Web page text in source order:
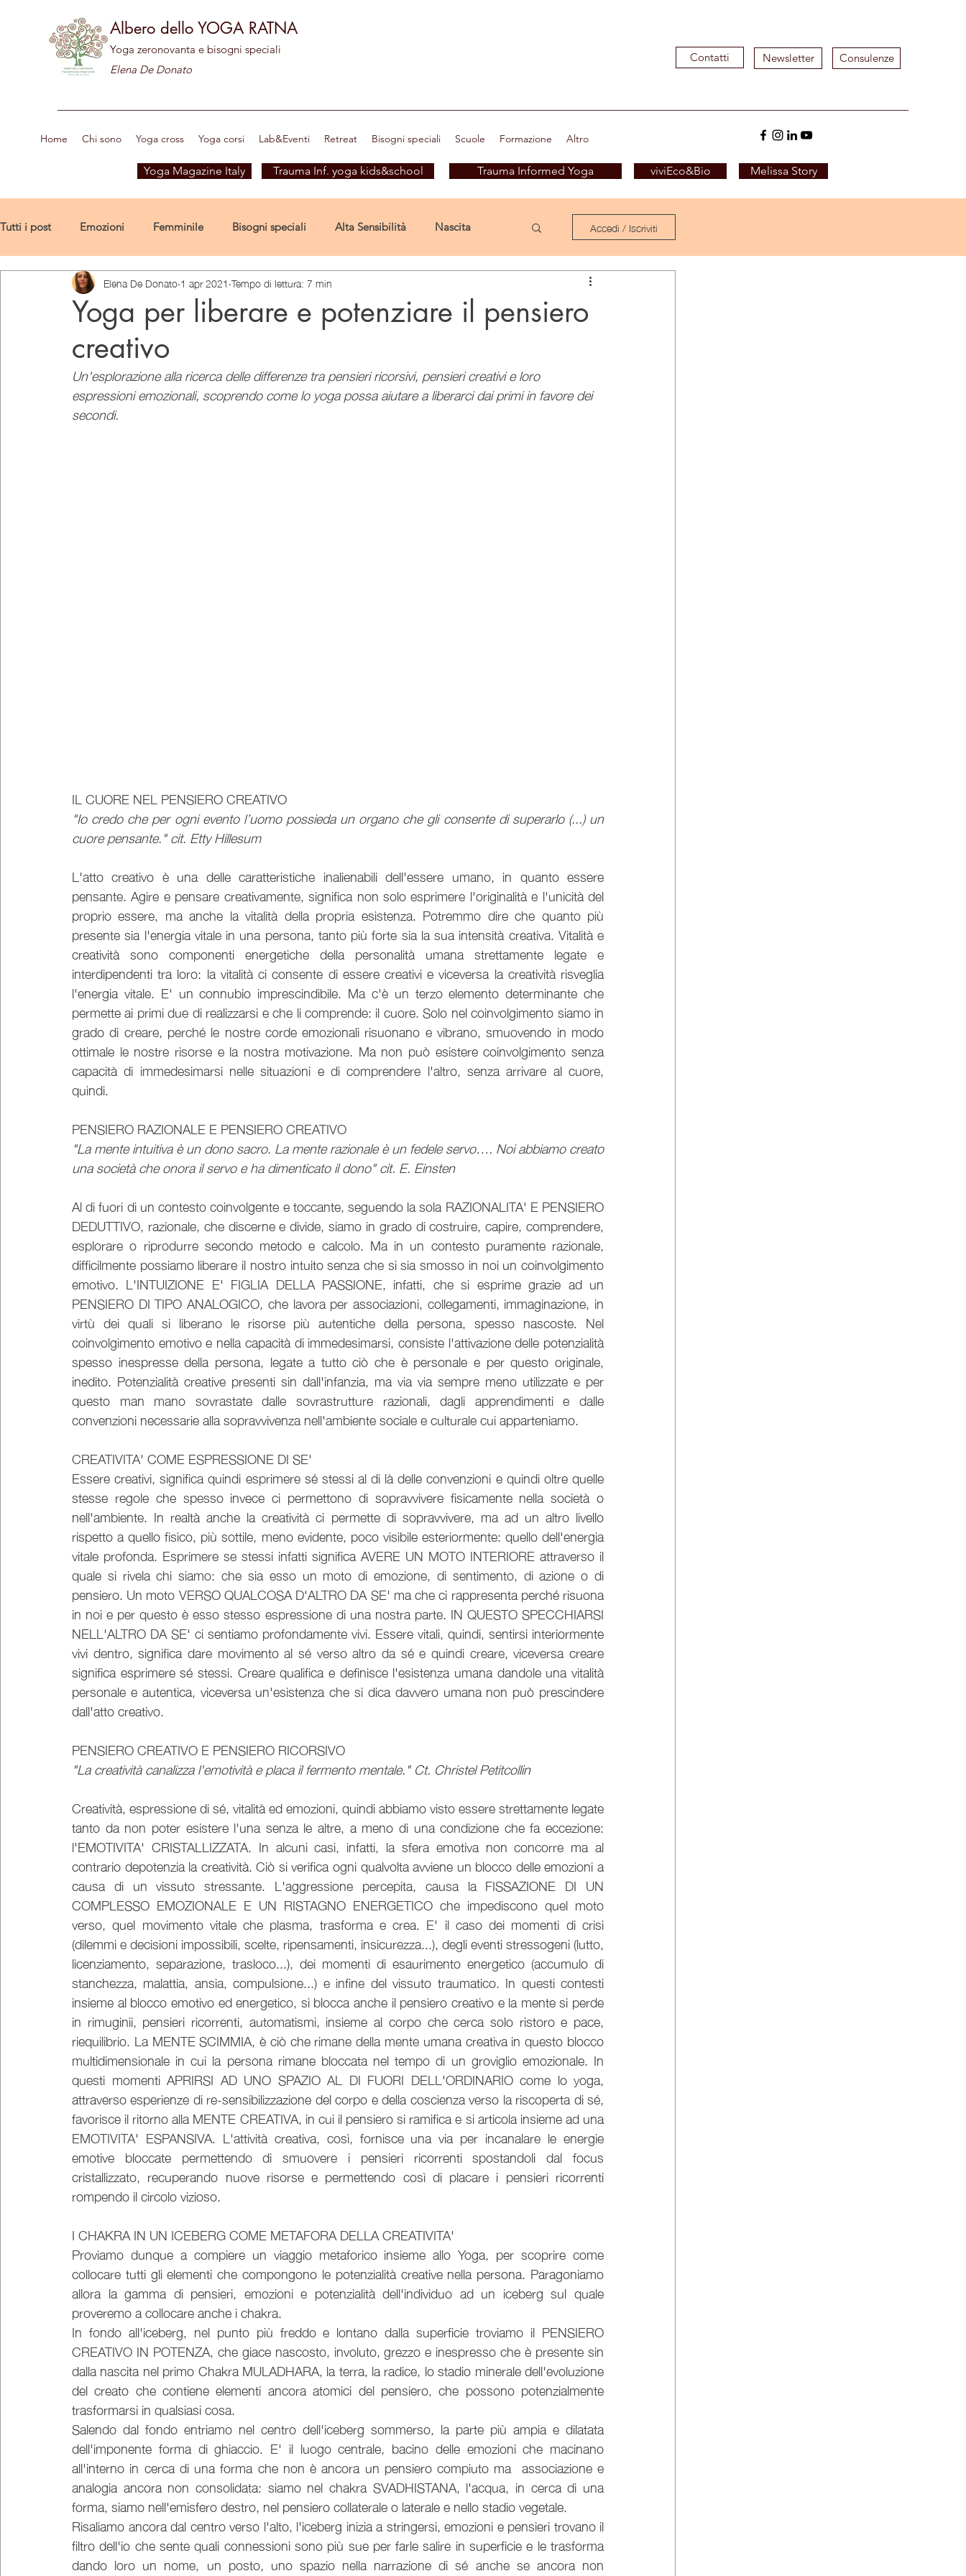
Albero dello YOGA RATNA
Yoga zeronovanta e bisogni speciali
Elena De Donato
Contatti Newsletter Consulenze
Home Chi sono Yoga cross Yoga corsi Lab&Eventi Retreat Bisogni speciali Scuole Formazione Altro
Yoga Magazine Italy Trauma Inf. yoga kids&school Trauma Informed Yoga viviEco&Bio Melissa Story
Tutti i post Emozioni Femminile Bisogni speciali Alta Sensibilità Nascita
Bambini&Scuola Formazione yoga Benessere Nascita speciale
Online
Accedi / Iscriviti
Yoga per liberare e potenziare il pensiero
creativo
Elena De Donato1 apr 2021 Tempo di lettura: 7 min
Un'esplorazione alla ricerca delle differenze tra pensieri ricorsivi, pensieri creativi e loro
espressioni emozionali, scoprendo come lo yoga possa aiutare a liberarci dai primi in favore dei
secondi.
IL CUORE NEL PENSIERO CREATIVO
"Io credo che per ogni evento l’uomo possieda un organo che gli consente di superarlo (...) un
cuore pensante." cit. Etty Hillesum
L'atto creativo è una delle caratteristiche inalienabili dell'essere umano, in quanto essere
pensante. Agire e pensare creativamente, significa non solo esprimere l'originalità e l'unicità del
proprio essere, ma anche la vitalità della propria esistenza. Potremmo dire che quanto più
presente sia l'energia vitale in una persona, tanto più forte sia la sua intensità creativa. Vitalità e
creatività sono componenti energetiche della personalità umana strettamente legate e
interdipendenti tra loro: la vitalità ci consente di essere creativi e viceversa la creatività risveglia
l'energia vitale. E' un connubio imprescindibile. Ma c'è un terzo elemento determinante che
permette ai primi due di realizzarsi e che li comprende: il cuore. Solo nel coinvolgimento siamo in
grado di creare, perché le nostre corde emozionali risuonano e vibrano, smuovendo in modo
ottimale le nostre risorse e la nostra motivazione. Ma non può esistere coinvolgimento senza
capacità di immedesimarsi nelle situazioni e di comprendere l'altro, senza arrivare al cuore,
quindi.
PENSIERO RAZIONALE E PENSIERO CREATIVO
"La mente intuitiva è un dono sacro. La mente razionale è un fedele servo…. Noi abbiamo creato
una società che onora il servo e ha dimenticato il dono" cit. E. Einsten
Al di fuori di un contesto coinvolgente e toccante, seguendo la sola RAZIONALITA' E PENSIERO
DEDUTTIVO, razionale, che discerne e divide, siamo in grado di costruire, capire, comprendere,
esplorare o riprodurre secondo metodo e calcolo. Ma in un contesto puramente razionale,
difficilmente possiamo liberare il nostro intuito senza che si sia smosso in noi un coinvolgimento
emotivo. L'INTUIZIONE E' FIGLIA DELLA PASSIONE, infatti, che si esprime grazie ad un
PENSIERO DI TIPO ANALOGICO, che lavora per associazioni, collegamenti, immaginazione, in
virtù dei quali si liberano le risorse più autentiche della persona, spesso nascoste. Nel
coinvolgimento emotivo e nella capacità di immedesimarsi, consiste l'attivazione delle potenzialità
spesso inespresse della persona, legate a tutto ciò che è personale e per questo originale,
inedito. Potenzialità creative presenti sin dall'infanzia, ma via via sempre meno utilizzate e per
questo man mano sovrastate dalle sovrastrutture razionali, dagli apprendimenti e dalle
convenzioni necessarie alla sopravvivenza nell'ambiente sociale e culturale cui apparteniamo.
CREATIVITA' COME ESPRESSIONE DI SE'
Essere creativi, significa quindi esprimere sé stessi al di là delle convenzioni e quindi oltre quelle
stesse regole che spesso invece ci permettono di sopravvivere fisicamente nella società o
nell'ambiente. In realtà anche la creatività ci permette di sopravvivere, ma ad un altro livello
rispetto a quello fisico, più sottile, meno evidente, poco visibile esteriormente: quello dell'energia
vitale profonda. Esprimere se stessi infatti significa AVERE UN MOTO INTERIORE attraverso il
quale si rivela chi siamo: che sia esso un moto di emozione, di sentimento, di azione o di
pensiero. Un moto VERSO QUALCOSA D'ALTRO DA SE' ma che ci rappresenta perché risuona
in noi e per questo è esso stesso espressione di una nostra parte. IN QUESTO SPECCHIARSI
NELL'ALTRO DA SE' ci sentiamo profondamente vivi. Essere vitali, quindi, sentirsi interiormente
vivi dentro, significa dare movimento al sé verso altro da sé e quindi creare, viceversa creare
significa esprimere sé stessi. Creare qualifica e definisce l'esistenza umana dandole una vitalità
personale e autentica, viceversa un'esistenza che si dica davvero umana non può prescindere
dall'atto creativo.
PENSIERO CREATIVO E PENSIERO RICORSIVO
"La creatività canalizza l'emotività e placa il fermento mentale." Ct. Christel Petitcollin
Creatività, espressione di sé, vitalità ed emozioni, quindi abbiamo visto essere strettamente legate
tanto da non poter esistere l'una senza le altre, a meno di una condizione che fa eccezione:
l'EMOTIVITA' CRISTALLIZZATA. In alcuni casi, infatti, la sfera emotiva non concorre ma al
contrario depotenzia la creatività. Ciò si verifica ogni qualvolta avviene un blocco delle emozioni a
causa di un vissuto stressante. L'aggressione percepita, causa la FISSAZIONE DI UN
COMPLESSO EMOZIONALE E UN RISTAGNO ENERGETICO che impediscono quel moto
verso, quel movimento vitale che plasma, trasforma e crea. E' il caso dei momenti di crisi
(dilemmi e decisioni impossibili, scelte, ripensamenti, insicurezza...), degli eventi stressogeni (lutto,
licenziamento, separazione, trasloco...), dei momenti di esaurimento energetico (accumulo di
stanchezza, malattia, ansia, compulsione...) e infine del vissuto traumatico. In questi contesti
insieme al blocco emotivo ed energetico, si blocca anche il pensiero creativo e la mente si perde
in rimuginii, pensieri ricorrenti, automatismi, insieme al corpo che cerca solo ristoro e pace,
riequilibrio. La MENTE SCIMMIA, è ciò che rimane della mente umana creativa in questo blocco
multidimensionale in cui la persona rimane bloccata nel tempo di un groviglio emozionale. In
questi momenti APRIRSI AD UNO SPAZIO AL DI FUORI DELL'ORDINARIO come lo yoga,
attraverso esperienze di re-sensibilizzazione del corpo e della coscienza verso la riscoperta di sé,
favorisce il ritorno alla MENTE CREATIVA, in cui il pensiero si ramifica e si articola insieme ad una
EMOTIVITA' ESPANSIVA. L'attività creativa, così, fornisce una via per incanalare le energie
emotive bloccate permettendo di smuovere i pensieri ricorrenti spostandoli dal focus
cristallizzato, recuperando nuove risorse e permettendo così di placare i pensieri ricorrenti
rompendo il circolo vizioso.
I CHAKRA IN UN ICEBERG COME METAFORA DELLA CREATIVITA'
Proviamo dunque a compiere un viaggio metaforico insieme allo Yoga, per scoprire come
collocare tutti gli elementi che compongono le potenzialità creative nella persona. Paragoniamo
allora la gamma di pensieri, emozioni e potenzialità dell'individuo ad un iceberg sul quale
proveremo a collocare anche i chakra.
In fondo all'iceberg, nel punto più freddo e lontano dalla superficie troviamo il PENSIERO
CREATIVO IN POTENZA, che giace nascosto, involuto, grezzo e inespresso che è presente sin
dalla nascita nel primo Chakra MULADHARA, la terra, la radice, lo stadio minerale dell'evoluzione
del creato che contiene elementi ancora atomici del pensiero, che possono potenzialmente
trasformarsi in qualsiasi cosa.
Salendo dal fondo entriamo nel centro dell'iceberg sommerso, la parte più ampia e dilatata
dell'imponente forma di ghiaccio. E' il luogo centrale, bacino delle emozioni che macinano
all'interno in cerca di una forma che non è ancora un pensiero compiuto ma  associazione e
analogia ancora non consolidata: siamo nel chakra SVADHISTANA, l'acqua, in cerca di una
forma, siamo nell'emisfero destro, nel pensiero collaterale o laterale e nello stadio vegetale.
Risaliamo ancora dal centro verso l'alto, l'iceberg inizia a stringersi, emozioni e pensieri trovano il
filtro dell'io che sente quali connessioni sono più sue per farle salire in superficie e le trasforma
dando loro un nome, un posto, uno spazio nella narrazione di sé anche se ancora non